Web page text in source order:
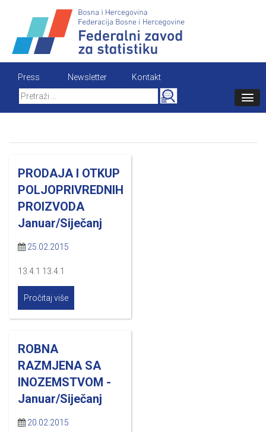
content
Press Newsletter
Kontakt
Search
for:
PRODAJA I OTKUP
POLJOPRIVREDNIH
PROIZVODA
Januar/Siječanj
25.02.2015
13.4.1 13.4.1
Pročitaj više
ROBNA
RAZMJENA SA
INOZEMSTVOM -
Januar/Siječanj
20.02.2015